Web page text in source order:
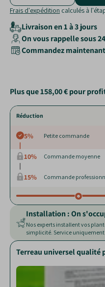
Frais d'expédition calculés à
Livraison en 1 à 3 jours
On vous rappelle sous
Commandez
Plus que158,00 €pour
Réduction
5% Petite commande
10% Commande moyenne
15% Commande
Installation : On
Nos experts installent vos
simplicité. Service
Terreau universel qualité
|Paillage de chanvre| Sac de